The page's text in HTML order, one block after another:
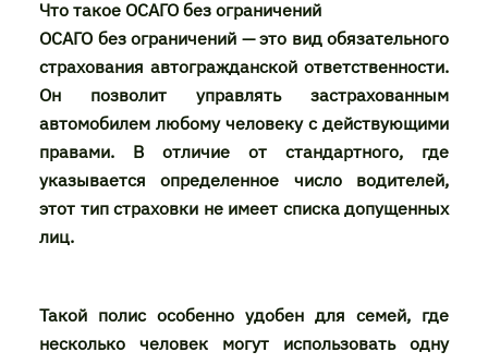
Что такое ОСАГО без ограничений
ОСАГО без ограничений — это вид обязательного
страхования автогражданской ответственности.
Он позволит управлять застрахованным
автомобилем любому человеку с действующими
правами. В отличие от стандартного, где
указывается определенное число водителей,
этот тип страховки не имеет списка допущенных
лиц.
Такой полис особенно удобен для семей, где
несколько человек могут использовать одну